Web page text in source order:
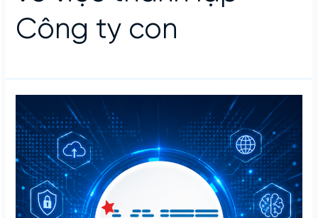
Công ty con